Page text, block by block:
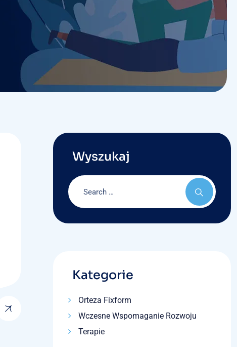
Wyszukaj
Kategorie
Orteza Fixform
Wczesne Wspomaganie Rozwoju
Terapie